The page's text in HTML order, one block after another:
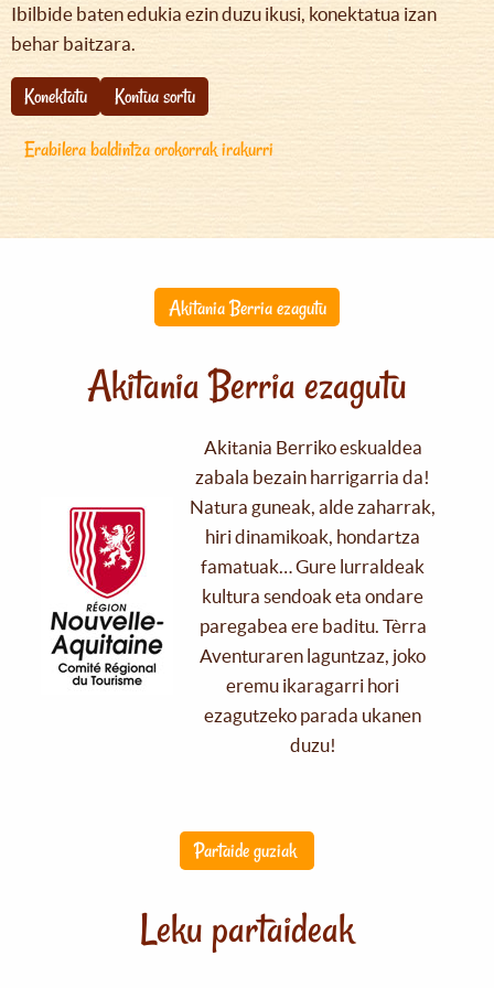
Ibilbide baten edukia ezin duzu ikusi, konektatua izan
behar baitzara.
Konektatu
Kontua sortu
Erabilera baldintza orokorrak irakurri
Akitania Berria ezagutu
Akitania Berria ezagutu
Akitania Berriko eskualdea
zabala bezain harrigarria da!
Natura guneak, alde zaharrak,
hiri dinamikoak, hondartza
famatuak… Gure lurraldeak
kultura sendoak eta ondare
paregabea ere baditu. Tèrra
Aventuraren laguntzaz, joko
eremu ikaragarri hori
ezagutzeko parada ukanen
duzu!
Partaide guziak
Leku partaideak